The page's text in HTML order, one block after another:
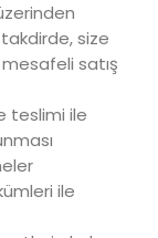
size
satış
teslimi ile
ile